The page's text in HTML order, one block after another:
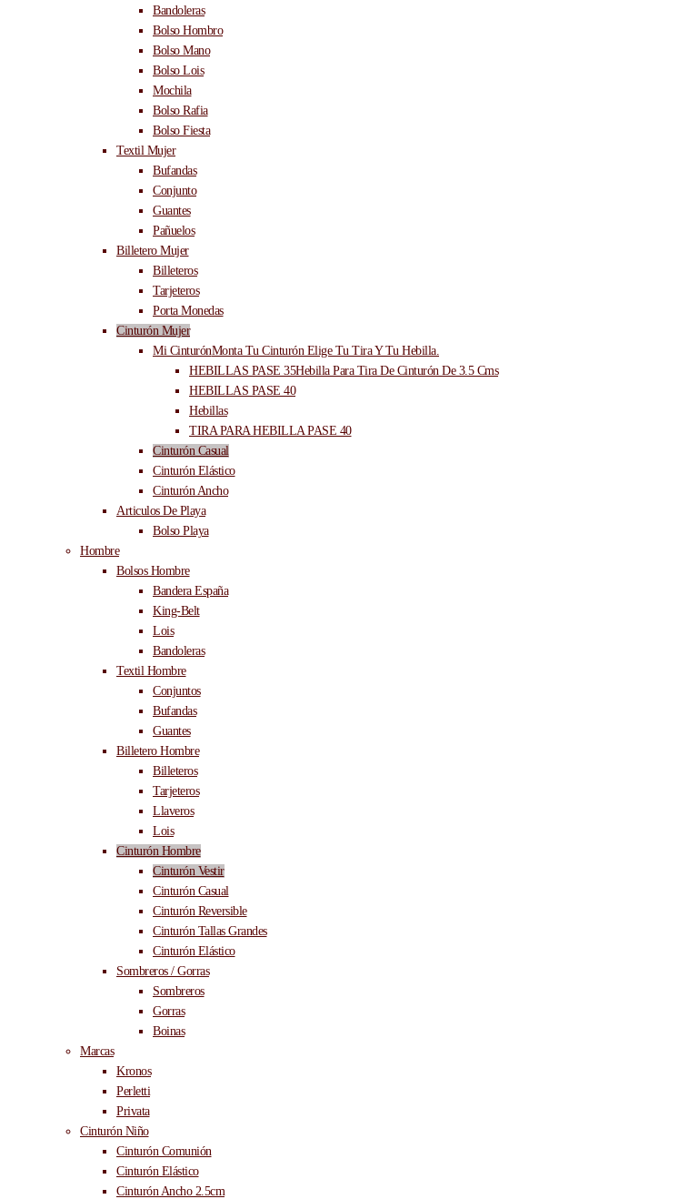
Bandoleras
Bolso Hombro
Bolso Mano
Bolso Lois
Mochila
Bolso Rafia
Bolso Fiesta
Textil Mujer
Bufandas
Conjunto
Guantes
Pañuelos
Billetero Mujer
Billeteros
Tarjeteros
Porta Monedas
Cinturón Mujer
Mi CinturónMonta Tu Cinturón Elige Tu Tira Y Tu Hebilla.
HEBILLAS PASE 35Hebilla Para Tira De Cinturón De 3.5 Cms
HEBILLAS PASE 40
Hebillas
TIRA PARA HEBILLA PASE 40
Cinturón Casual
Cinturón Elástico
Cinturón Ancho
Articulos De Playa
Bolso Playa
Hombre
Bolsos Hombre
Bandera España
King-Belt
Lois
Bandoleras
Textil Hombre
Conjuntos
Bufandas
Guantes
Billetero Hombre
Billeteros
Tarjeteros
Llaveros
Lois
Cinturón Hombre
Cinturón Vestir
Cinturón Casual
Cinturón Reversible
Cinturón Tallas Grandes
Cinturón Elástico
Sombreros / Gorras
Sombreros
Gorras
Boinas
Marcas
Kronos
Perletti
Privata
Cinturón Niño
Cinturón Comunión
Cinturón Elástico
Cinturón Ancho 2.5cm